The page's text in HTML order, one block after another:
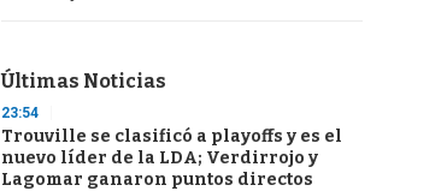
Últimas Noticias
23:54
Trouville se clasificó a playoffs y es el
nuevo líder de la LDA; Verdirrojo y
Lagomar ganaron puntos directos